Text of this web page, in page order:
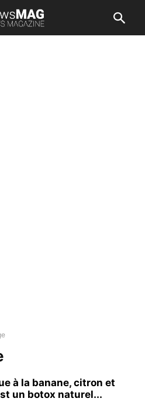
à la banane, citron et
un botox naturel...